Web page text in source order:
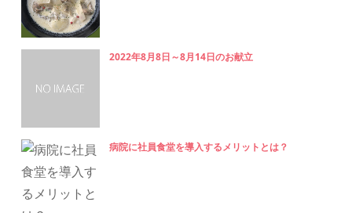
2022年8月8日～8月14日のお献立
病院に社員食堂を導入するメリットとは？